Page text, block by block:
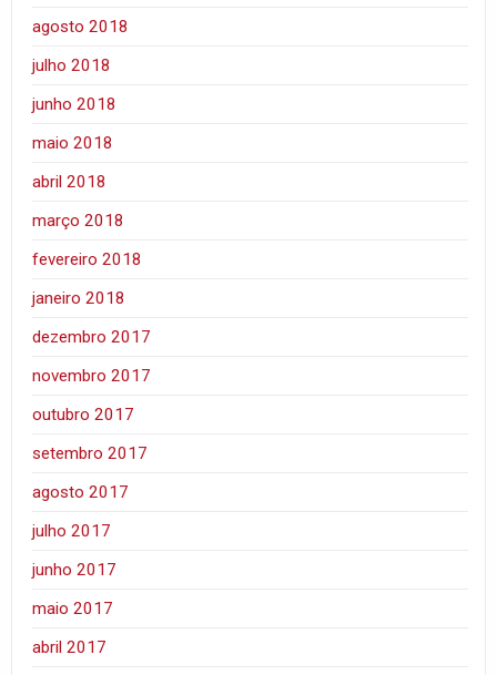
agosto 2018
julho 2018
junho 2018
maio 2018
abril 2018
março 2018
fevereiro 2018
janeiro 2018
dezembro 2017
novembro 2017
outubro 2017
setembro 2017
agosto 2017
julho 2017
junho 2017
maio 2017
abril 2017